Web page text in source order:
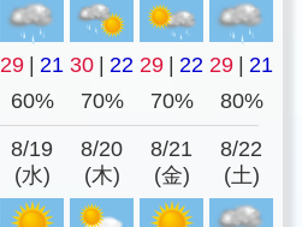
29 21 30 22 29 22 29
21
60% 70% 70% 80%
8/19
(水)
8/20
(木)
8/21
(金)
8/22
(土)